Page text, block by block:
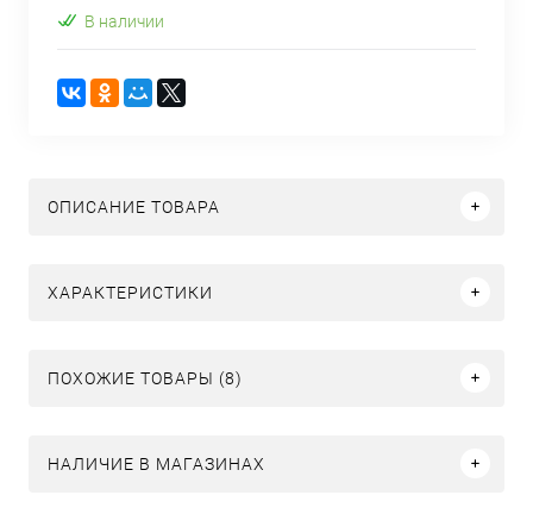
В наличии
ОПИСАНИЕ ТОВАРА
ХАРАКТЕРИСТИКИ
ПОХОЖИЕ ТОВАРЫ (8)
НАЛИЧИЕ В МАГАЗИНАХ